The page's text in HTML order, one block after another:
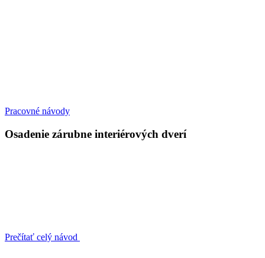
Pracovné návody
Osadenie zárubne interiérových dverí
Prečítať celý návod